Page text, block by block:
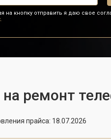
на кнопку отправить я даю свое
ремонт
прайса: 18.07.2026